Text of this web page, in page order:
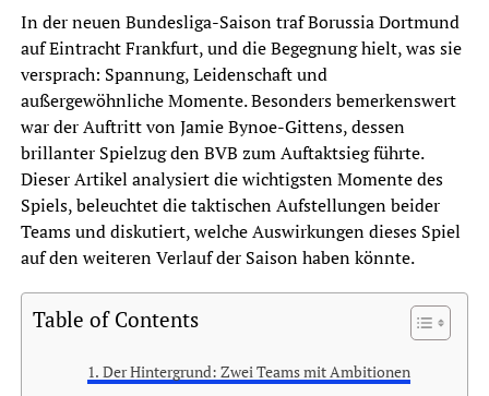
In der neuen Bundesliga-Saison traf Borussia Dortmund
auf Eintracht Frankfurt, und die Begegnung hielt, was sie
versprach: Spannung, Leidenschaft und
außergewöhnliche Momente. Besonders bemerkenswert
war der Auftritt von Jamie Bynoe-Gittens, dessen
brillanter Spielzug den BVB zum Auftaktsieg führte.
Dieser Artikel analysiert die wichtigsten Momente des
Spiels, beleuchtet die taktischen Aufstellungen beider
Teams und diskutiert, welche Auswirkungen dieses Spiel
auf den weiteren Verlauf der Saison haben könnte.
Table of Contents
Der Hintergrund: Zwei Teams mit Ambitionen